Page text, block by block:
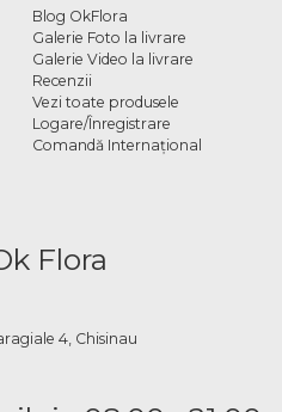
Blog OkFlora
Galerie Foto la livrare
Galerie Video la livrare
Recenzii
Vezi toate produsele
Logare/Înregistrare
Comandă Internațional
Flora
4, Chisinau